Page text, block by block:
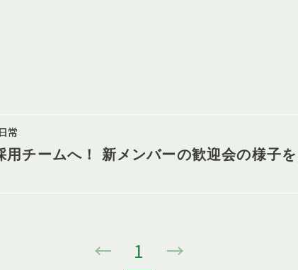
常
用チームへ！ 新メンバーの歓迎会の様子
← 1 →